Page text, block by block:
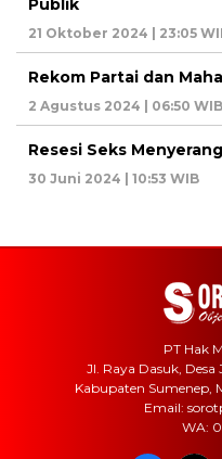
Publik
21 Oktober 2024 | 23:05
Rekom Partai dan
2 Agustus 2024 | 06:50 WIB
Resesi Seks
30 Juni 2024 | 10:53 WIB
PT Hak
Jl. Raya Dasuk,
Kabupaten Sumenep,
Email:
WA: